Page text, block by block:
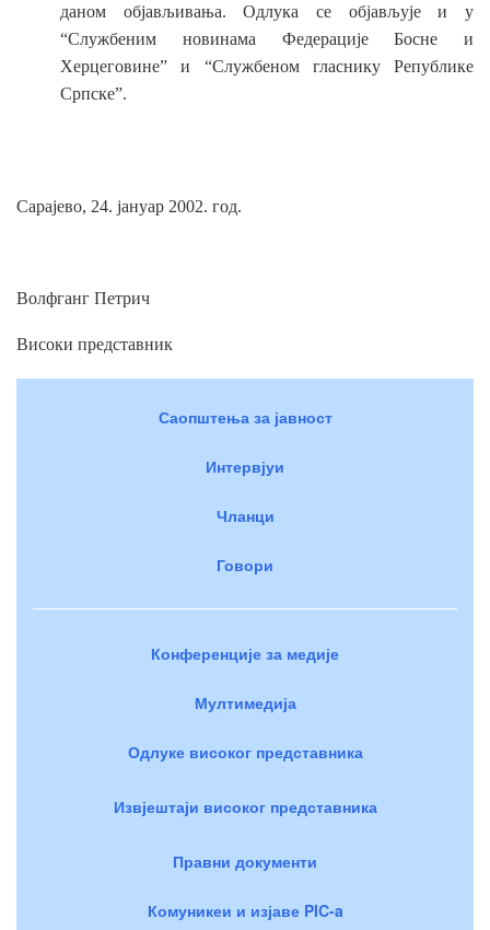
даном објављивања. Одлука се објављује и у
“Службеним новинама Федерације Босне и
Херцеговине” и “Службеном гласнику Републике
Српске”.
Сарајево, 24. јануар 2002. год.
Волфганг Петрич
Високи представник
Саопштења за јавност
Интервјуи
Чланци
Говори
Конференције за медије
Мултимедија
Одлуке високог представника
Извјештаји високог представника
Правни документи
Комуникеи и изјаве PIC-a